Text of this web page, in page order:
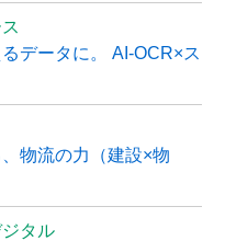
データに。 AI-OCR×ス
物流の力（建設×物
タル